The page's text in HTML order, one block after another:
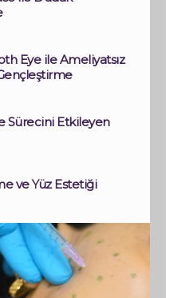
Eye ile Ameliyatsız
Sürecini Etkileyen
ve Yüz Estetiği